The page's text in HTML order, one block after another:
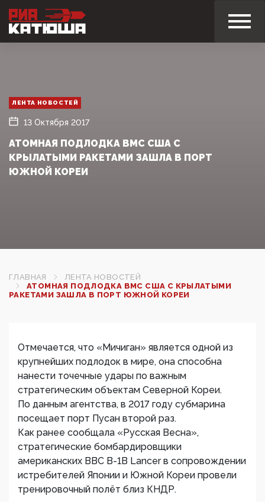
ЛЕНТА НОВОСТЕЙ
13 Октября 2017
АТОМНАЯ ПОДЛОДКА ВМС США С
КРЫЛАТЫМИ РАКЕТАМИ ЗАШЛА В ПОРТ
ЮЖНОЙ КОРЕИ
ГЛАВНАЯ
ЛЕНТА НОВОСТЕЙ
АТОМНАЯ ПОДЛОДКА ВМС США С КРЫЛАТЫМИ
РАКЕТАМИ ЗАШЛА В ПОРТ ЮЖНОЙ КОРЕИ
Отмечается, что «Мичиган» является одной из
крупнейших подлодок в мире, она способна
нанести точечные удары по важным
стратегическим объектам Северной Кореи.
По данным агентства, в 2017 году субмарина
посещает порт Пусан второй раз.
Как ранее сообщала «Русская Весна»,
стратегические бомбардировщики
американских ВВС B-1B Lancer в сопровождении
истребителей Японии и Южной Кореи провели
тренировочный полёт близ КНДР.